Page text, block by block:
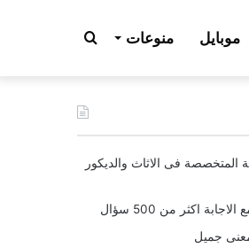
موبايل منوعات بحث
عن
المتخصصة فى الاثاث والديكور
اكثر من 500 سؤال
معنى جميل